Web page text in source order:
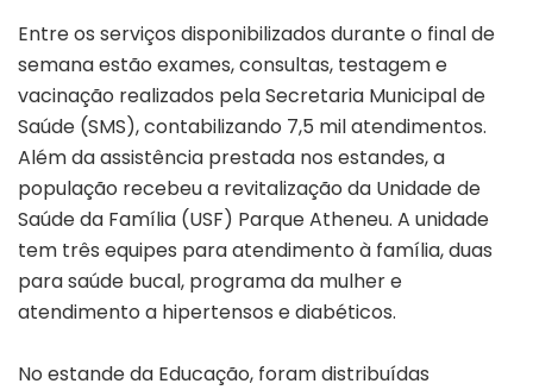
Entre os serviços disponibilizados durante o final de
semana estão exames, consultas, testagem e
vacinação realizados pela Secretaria Municipal de
Saúde (SMS), contabilizando 7,5 mil atendimentos.
Além da assistência prestada nos estandes, a
população recebeu a revitalização da Unidade de
Saúde da Família (USF) Parque Atheneu. A unidade
tem três equipes para atendimento à família, duas
para saúde bucal, programa da mulher e
atendimento a hipertensos e diabéticos.
No estande da Educação, foram distribuídas